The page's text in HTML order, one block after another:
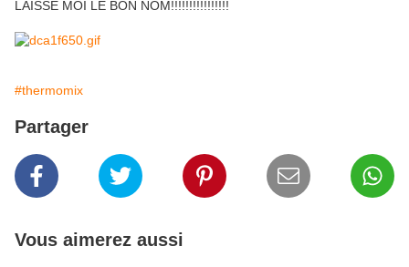
LAISSE MOI LE BON NOM!!!!!!!!!!!!!!!!
#thermomix
Partager
Vous aimerez aussi